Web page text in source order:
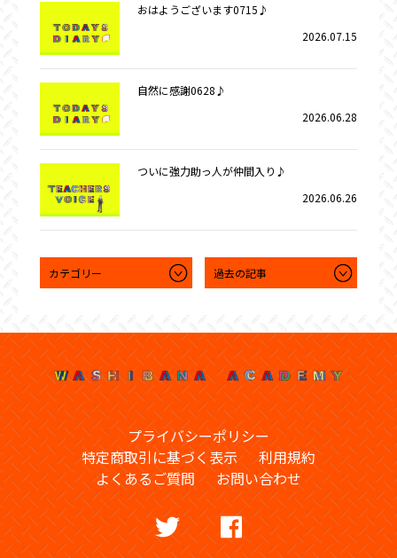
おはようございます0715♪
2026.07.15
自然に感謝0628♪
2026.06.28
ついに強力助っ人が仲間入り♪
2026.06.26
プライバシーポリシー
特定商取引に基づく表示
利用規約
よくあるご質問
お問い合わせ